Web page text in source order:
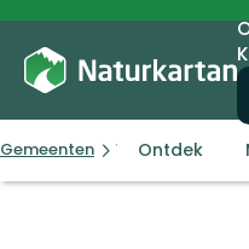
Gemeenten Vestby
Ontdek